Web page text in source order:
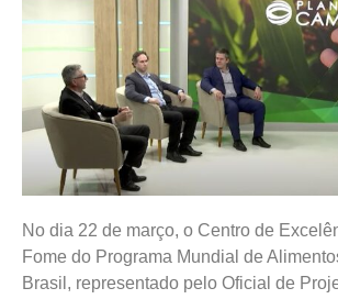
No dia 22 de março, o Centro de
Fome do Programa Mundial de
Brasil, representado pelo Oficial de